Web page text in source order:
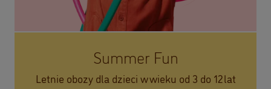
Summer Fun
Letnie obozy dla dzieci w wieku od 3 do 12 lat